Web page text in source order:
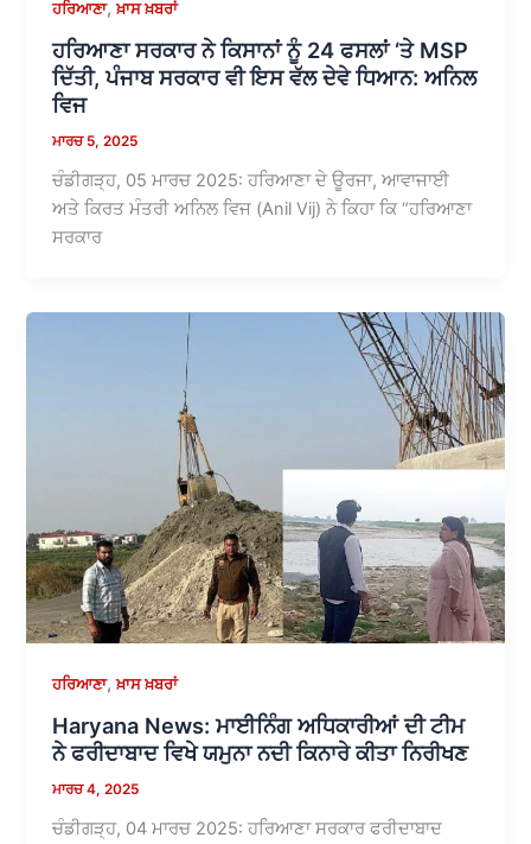
ਹਰਿਆਣਾ,ਖ਼ਾਸ ਖ਼ਬਰਾਂ
ਹਰਿਆਣਾ ਸਰਕਾਰ ਨੇ ਕਿਸਾਨਾਂ ਨੂੰ 24 ਫਸਲਾਂ ‘ਤੇ MSP
ਦਿੱਤੀ, ਪੰਜਾਬ ਸਰਕਾਰ ਵੀ ਇਸ ਵੱਲ ਦੇਵੇ ਧਿਆਨ: ਅਨਿਲ
ਵਿਜ
ਮਾਰਚ 5, 2025
ਚੰਡੀਗੜ੍ਹ, 05 ਮਾਰਚ 2025: ਹਰਿਆਣਾ ਦੇ ਊਰਜਾ, ਆਵਾਜਾਈ
ਅਤੇ ਕਿਰਤ ਮੰਤਰੀ ਅਨਿਲ ਵਿਜ (Anil Vij) ਨੇ ਕਿਹਾ ਕਿ “ਹਰਿਆਣਾ
ਸਰਕਾਰ
ਹਰਿਆਣਾ,ਖ਼ਾਸ ਖ਼ਬਰਾਂ
Haryana News: ਮਾਈਨਿੰਗ ਅਧਿਕਾਰੀਆਂ ਦੀ ਟੀਮ
ਨੇ ਫਰੀਦਾਬਾਦ ਵਿਖੇ ਯਮੁਨਾ ਨਦੀ ਕਿਨਾਰੇ ਕੀਤਾ ਨਿਰੀਖਣ
ਮਾਰਚ 4, 2025
ਚੰਡੀਗੜ੍ਹ, 04 ਮਾਰਚ 2025: ਹਰਿਆਣਾ ਸਰਕਾਰ ਫਰੀਦਾਬਾਦ